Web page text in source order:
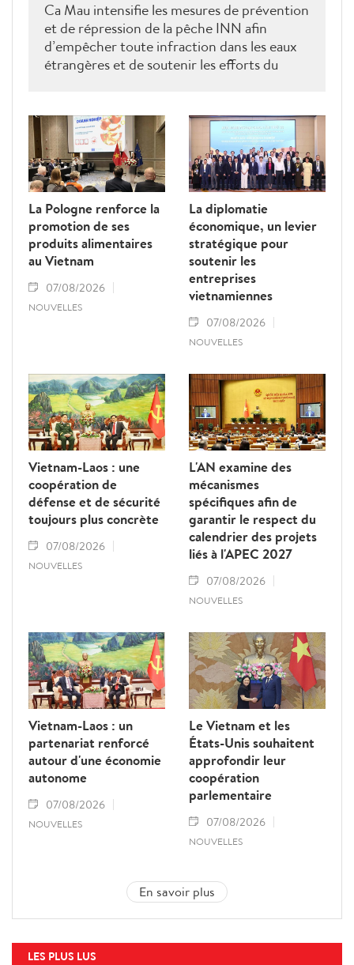
Ca Mau intensifie les mesures de prévention
et de répression de la pêche INN afin
d’empêcher toute infraction dans les eaux
étrangères et de soutenir les efforts du
La Pologne renforce la
promotion de ses
produits alimentaires
au Vietnam
07/08/2026
NOUVELLES
La diplomatie
économique, un levier
stratégique pour
soutenir les
entreprises
vietnamiennes
07/08/2026
NOUVELLES
Vietnam-Laos : une
coopération de
défense et de sécurité
toujours plus concrète
07/08/2026
NOUVELLES
L'AN examine des
mécanismes
spécifiques afin de
garantir le respect du
calendrier des projets
liés à l'APEC 2027
07/08/2026
NOUVELLES
Vietnam-Laos : un
partenariat renforcé
autour d'une économie
autonome
07/08/2026
NOUVELLES
Le Vietnam et les
États-Unis souhaitent
approfondir leur
coopération
parlementaire
07/08/2026
NOUVELLES
En savoir plus
LES PLUS LUS